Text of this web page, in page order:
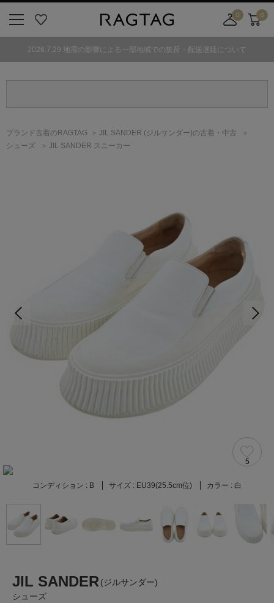
気
0
舗
カ
ト
0
2026.7.29 地震の影響による一部地域での集荷・配送遅延について
ブランド古着のRAGTAG JIL SANDER (ジルサンダー)の古着・中古
シューズ
JIL SANDER スニーカー
5
コンディション : B サイズ : EU39(25.5cm位) カラー : 白
JIL SANDER (ジルサンダー)
シューズ